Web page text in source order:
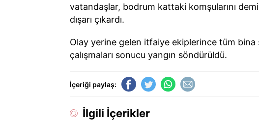
vatandaşlar, bodrum kattaki komşularını
dışarı çıkardı.
Olay yerine gelen itfaiye ekiplerince tüm
çalışmaları sonucu yangın söndürüldü.
İçeriği paylaş:
İlgili İçerikler